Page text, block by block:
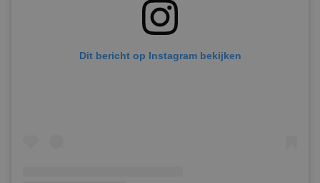
Dit bericht op Instagram bekijken